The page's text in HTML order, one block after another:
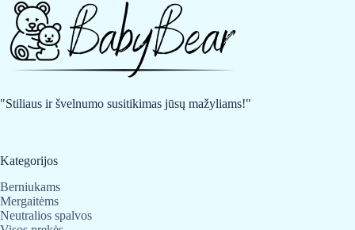
"Stiliaus ir švelnumo susitikimas jūsų mažyliams!"
Kategorijos
Berniukams
Mergaitėms
Neutralios spalvos